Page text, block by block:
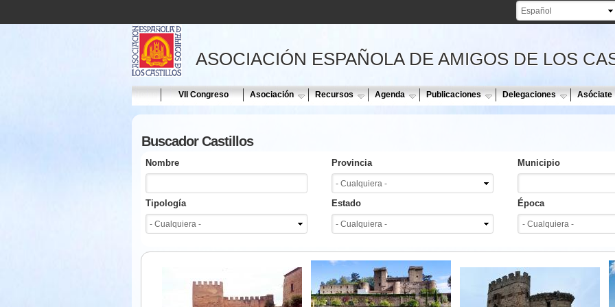
ASOCIACIÓN ESPAÑOLA DE AMIGOS DE LOS
Home VII Congreso Asociación Recursos Agenda Publicaciones Delegaciones Asóciate
Buscador Castillos
Nombre Provincia Municipio
Tipología Estado Época